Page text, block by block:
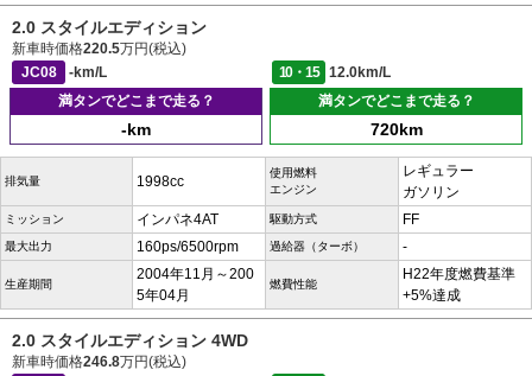
2.0 スタイルエディション
新車時価格220.5万円(税込)
JC08
-km/L 10・15
12.0km/L
満タンでどこまで走る？
-km
満タンでどこまで走る？
720km
排気量 1998cc
使用燃料
エンジン
レギュラー
ガソリン
ミッション インパネ4AT 駆動方式 FF
最大出力 160ps/6500rpm 過給器（ターボ） -
生産期間
2004年11月～200
5年04月
燃費性能
H22年度燃費基準
+5%達成
2.0 スタイルエディション 4WD
新車時価格246.8万円(税込)